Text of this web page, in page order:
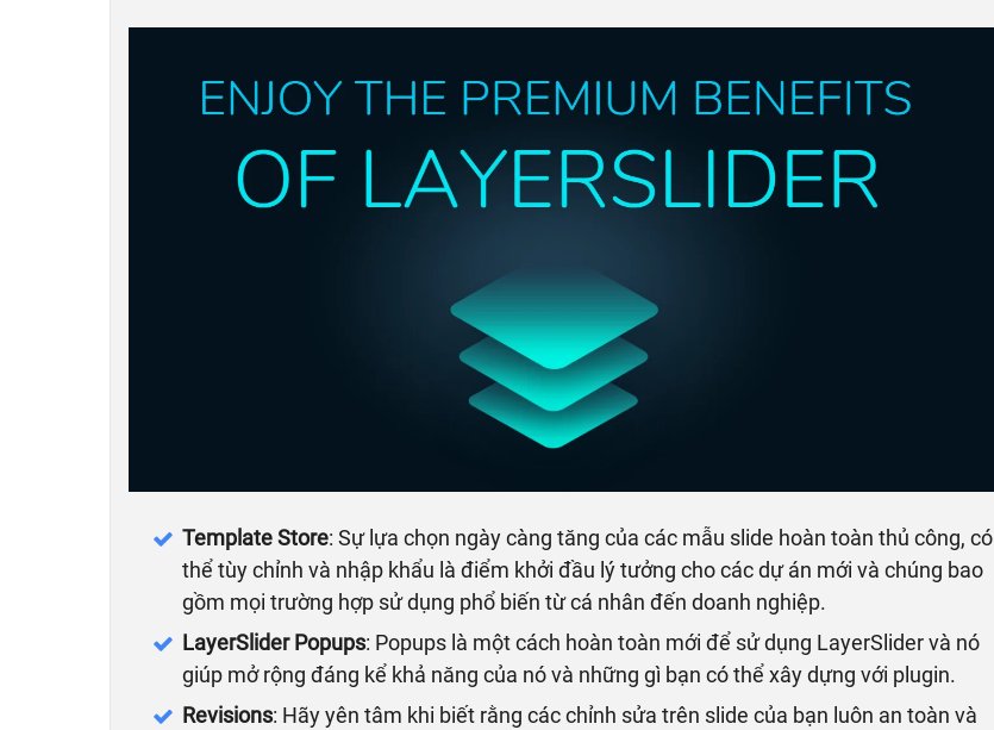
Template Store: Sự lựa chọn ngày càng tăng của các mẫu slide hoàn toàn thủ công, có
thể tùy chỉnh và nhập khẩu là điểm khởi đầu lý tưởng cho các dự án mới và chúng bao
gồm mọi trường hợp sử dụng phổ biến từ cá nhân đến doanh nghiệp.
LayerSlider Popups: Popups là một cách hoàn toàn mới để sử dụng LayerSlider và nó
giúp mở rộng đáng kể khả năng của nó và những gì bạn có thể xây dựng với plugin.
Revisions: Hãy yên tâm khi biết rằng các chỉnh sửa trên slide của bạn luôn an toàn và